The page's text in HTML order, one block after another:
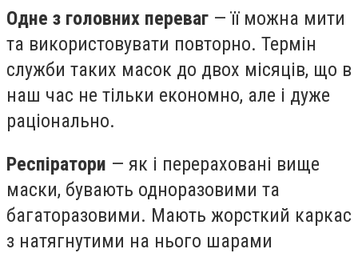
Одне з головних переваг — її можна мити
та використовувати повторно. Термін
служби таких масок до двох місяців, що в
наш час не тільки економно, але і дуже
раціонально.
Респіратори — як і перераховані вище
маски, бувають одноразовими та
багаторазовими. Мають жорсткий каркас
з натягнутими на нього шарами